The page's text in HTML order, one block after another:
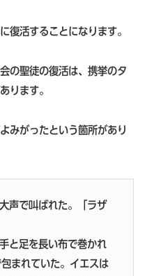
復活することになります。
の聖徒の復活は、携挙のタ
ります。
みがったという箇所があり
声で叫ばれた。「ラザ
と足を長い布で巻かれ
まれていた。イエスは